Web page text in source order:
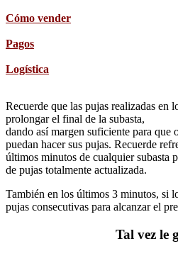
Cómo vender
Pagos
Logística
Recuerde que las pujas realizadas en
prolongar el final de la subasta,
dando así margen suficiente para que
puedan hacer sus pujas. Recuerde
últimos minutos de cualquier subasta
de pujas totalmente actualizada.
También en los últimos 3 minutos, si
pujas consecutivas para alcanzar el
Tal vez le